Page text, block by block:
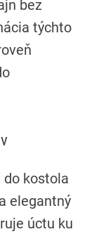
bez
týchto
kostola
elegantný
úctu ku